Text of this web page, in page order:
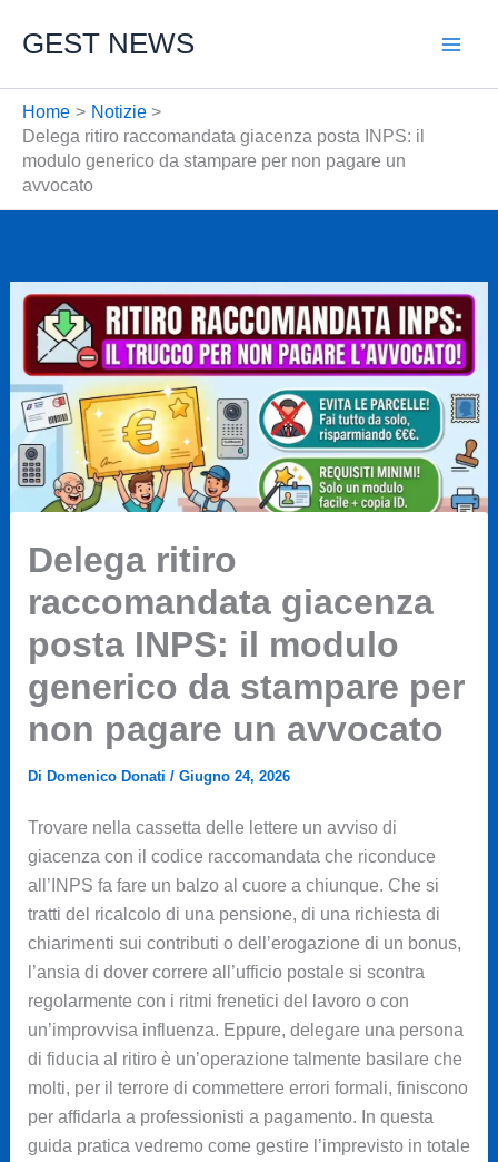
GEST NEWS
Home
Notizie
Delega ritiro raccomandata giacenza posta INPS: il
modulo generico da stampare per non pagare un
avvocato
Delega ritiro
raccomandata giacenza
posta INPS: il modulo
generico da stampare per
non pagare un avvocato
Di Domenico Donati / Giugno 24, 2026
Trovare nella cassetta delle lettere un avviso di
giacenza con il codice raccomandata che riconduce
all’INPS fa fare un balzo al cuore a chiunque. Che si
tratti del ricalcolo di una pensione, di una richiesta di
chiarimenti sui contributi o dell’erogazione di un bonus,
l’ansia di dover correre all’ufficio postale si scontra
regolarmente con i ritmi frenetici del lavoro o con
un’improvvisa influenza. Eppure, delegare una persona
di fiducia al ritiro è un’operazione talmente basilare che
molti, per il terrore di commettere errori formali, finiscono
per affidarla a professionisti a pagamento. In questa
guida pratica vedremo come gestire l’imprevisto in totale